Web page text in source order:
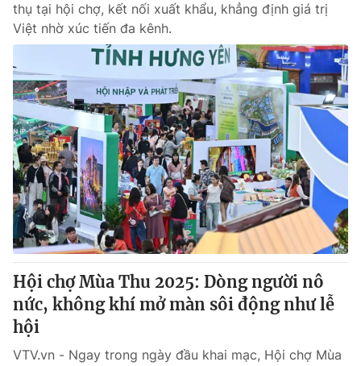
thụ tại hội chợ, kết nối xuất khẩu, khẳng định giá trị
Việt nhờ xúc tiến đa kênh.
Hội chợ Mùa Thu 2025: Dòng người nô
nức, không khí mở màn sôi động như lễ
hội
VTV.vn - Ngay trong ngày đầu khai mạc, Hội chợ Mùa